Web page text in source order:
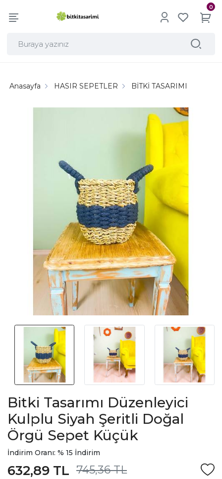
0
Anasayfa HASIR SEPETLER BİTKİ TASARIMI
Bitki Tasarımı Düzenleyici
Kulplu Siyah Şeritli Doğal
Örgü Sepet Küçük
İndirim Oranı: % 15 İndirim
745,36 TL
632,89 TL